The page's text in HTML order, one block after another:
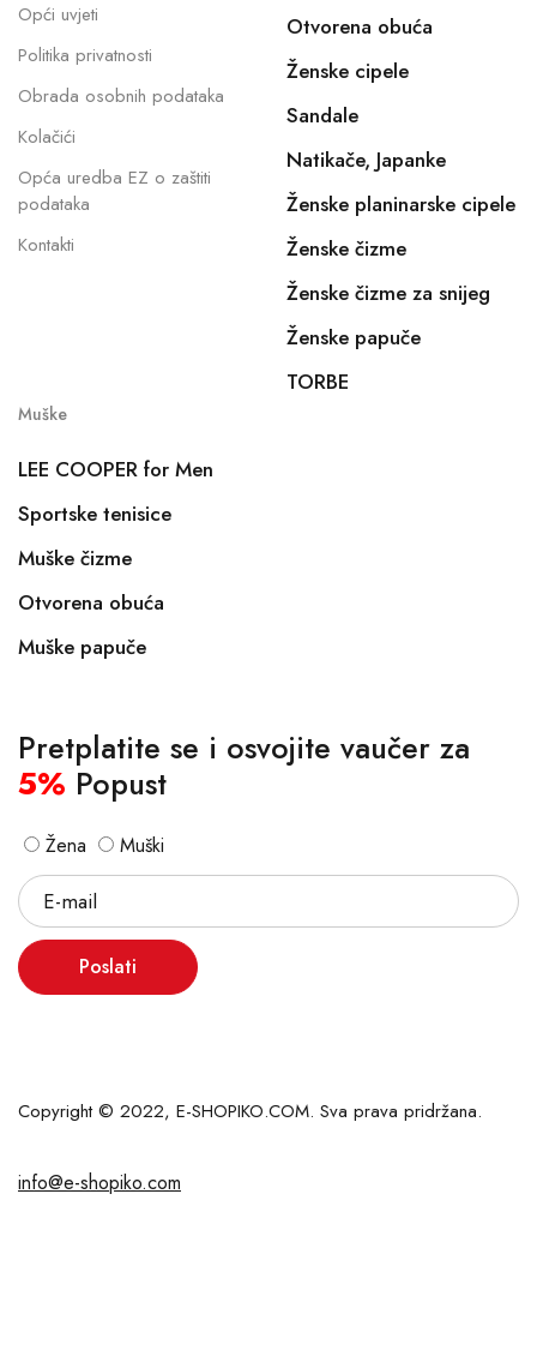
Opći uvjeti
Politika privatnosti
Obrada osobnih podataka
Kolačići
Opća uredba EZ o zaštiti
podataka
Kontakti
Otvorena obuća
Ženske cipele
Sandale
Natikače, Japanke
Ženske planinarske cipele
Ženske čizme
Ženske čizme za snijeg
Ženske papuče
TORBE
Muške
LEE COOPER for Men
Sportske tenisice
Muške čizme
Otvorena obuća
Muške papuče
Pretplatite se i osvojite vaučer za
5% Popust
Žena Muški
Poslati
Copyright © 2022, E-SHOPIKO.COM. Sva prava pridržana.
info@e-shopiko.com